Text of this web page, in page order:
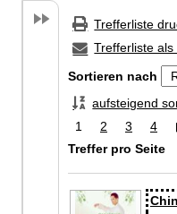
Trefferliste
Trefferliste
Sortieren nach
aufsteigend
1
2 3 4
Treffer pro Seite
Zu den Suchfiltern